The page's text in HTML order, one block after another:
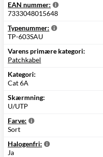
EAN nummer:
7333048015648
Typenummer:
TP-603SAU
Varens primære kategori:
Patchkabel
Kategori:
Cat 6A
Skærmning:
U/UTP
Farve:
Sort
Halogenfri:
Ja